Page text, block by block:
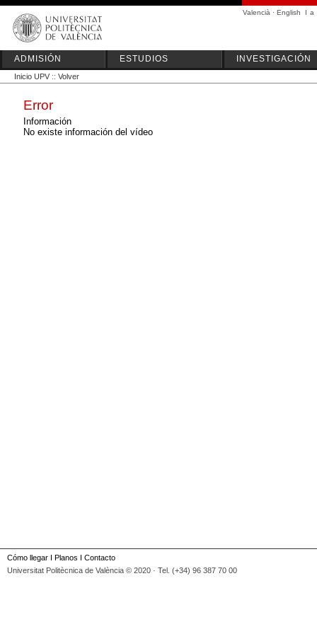
Valencià · English I a
ADMISIÓN ESTUDIOS INVESTIGACIÓN
Inicio UPV :: Volver
Error
Información
No existe información del vídeo
Cómo llegar I Planos I Contacto
Universitat Politècnica de València © 2020 · Tel. (+34) 96 387 70 00